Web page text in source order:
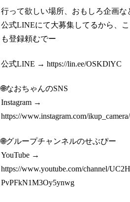
行って欲しい場所、おもしろ企画な
公式LINEにて大募集してるから、
も登録頼むでー
公式LINE → https://lin.ee/OSKDlYC
🌐なおちゃんのSNS
Instagram →
https://www.instagram.com/ikup_camera/
🌐グループチャンネルのせぶぴー
YouTube →
https://www.youtube.com/channel/
PvPFkN1M3Oy5ynwg